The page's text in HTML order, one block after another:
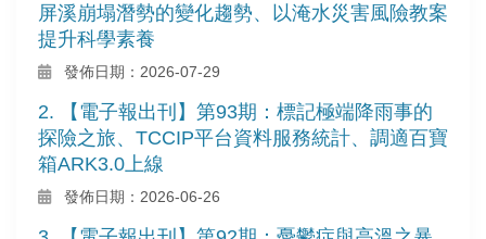
屏溪崩塌潛勢的變化趨勢、以淹水災害風險教案
提升科學素養
發佈日期：2026-07-29
2. 【電子報出刊】第93期：標記極端降雨事的
探險之旅、TCCIP平台資料服務統計、調適百寶
箱ARK3.0上線
發佈日期：2026-06-26